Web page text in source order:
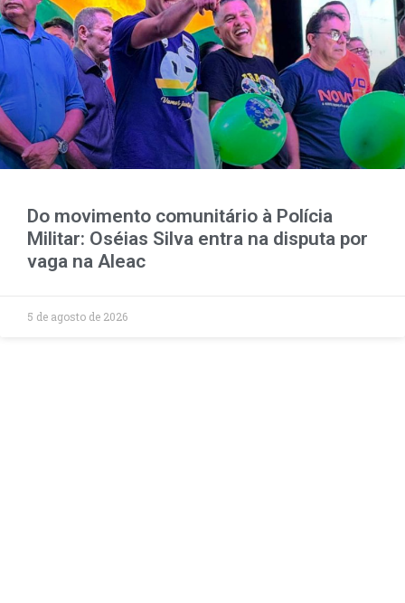
Do movimento comunitário à Polícia
Militar: Oséias Silva entra na disputa por
vaga na Aleac
5 de agosto de 2026